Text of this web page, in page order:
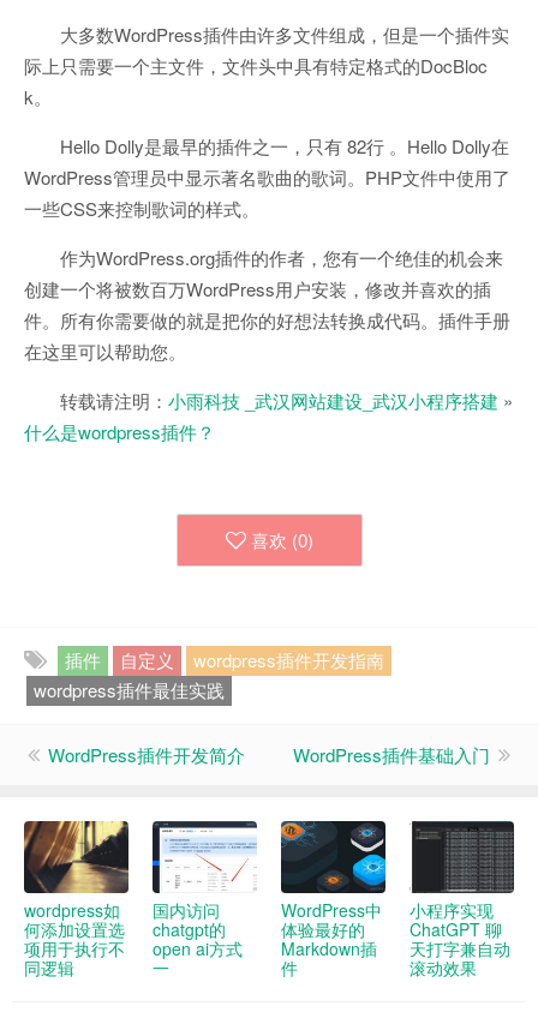
大多数WordPress插件由许多文件组成，但是一个插件实
际上只需要一个主文件，文件头中具有特定格式的DocBloc
k。
Hello Dolly是最早的插件之一，只有 82行 。Hello Dolly在
WordPress管理员中显示著名歌曲的歌词。PHP文件中使用了
一些CSS来控制歌词的样式。
作为WordPress.org插件的作者，您有一个绝佳的机会来
创建一个将被数百万WordPress用户安装，修改并喜欢的插
件。所有你需要做的就是把你的好想法转换成代码。插件手册
在这里可以帮助您。
转载请注明： 小雨科技 _武汉网站建设_武汉小程序搭建 »
什么是wordpress插件？
喜欢 (0)
插件 自定义
wordpress插件开发指南
wordpress插件最佳实践
WordPress插件开发简介 WordPress插件基础入门
wordpress如
何添加设置选
项用于执行不
同逻辑
国内访问
chatgpt的
open ai方式
一
WordPress中
体验最好的
Markdown插
件
小程序实现
ChatGPT 聊
天打字兼自动
滚动效果